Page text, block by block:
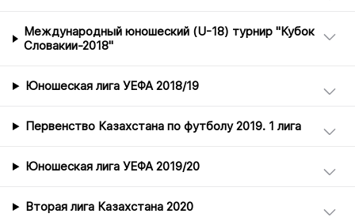
Международный юношеский (U-18) турнир "Кубок
Словакии-2018"
Юношеская лига УЕФА 2018/19
Первенство Казахстана по футболу 2019. 1 лига
Юношеская лига УЕФА 2019/20
Вторая лига Казахстана 2020